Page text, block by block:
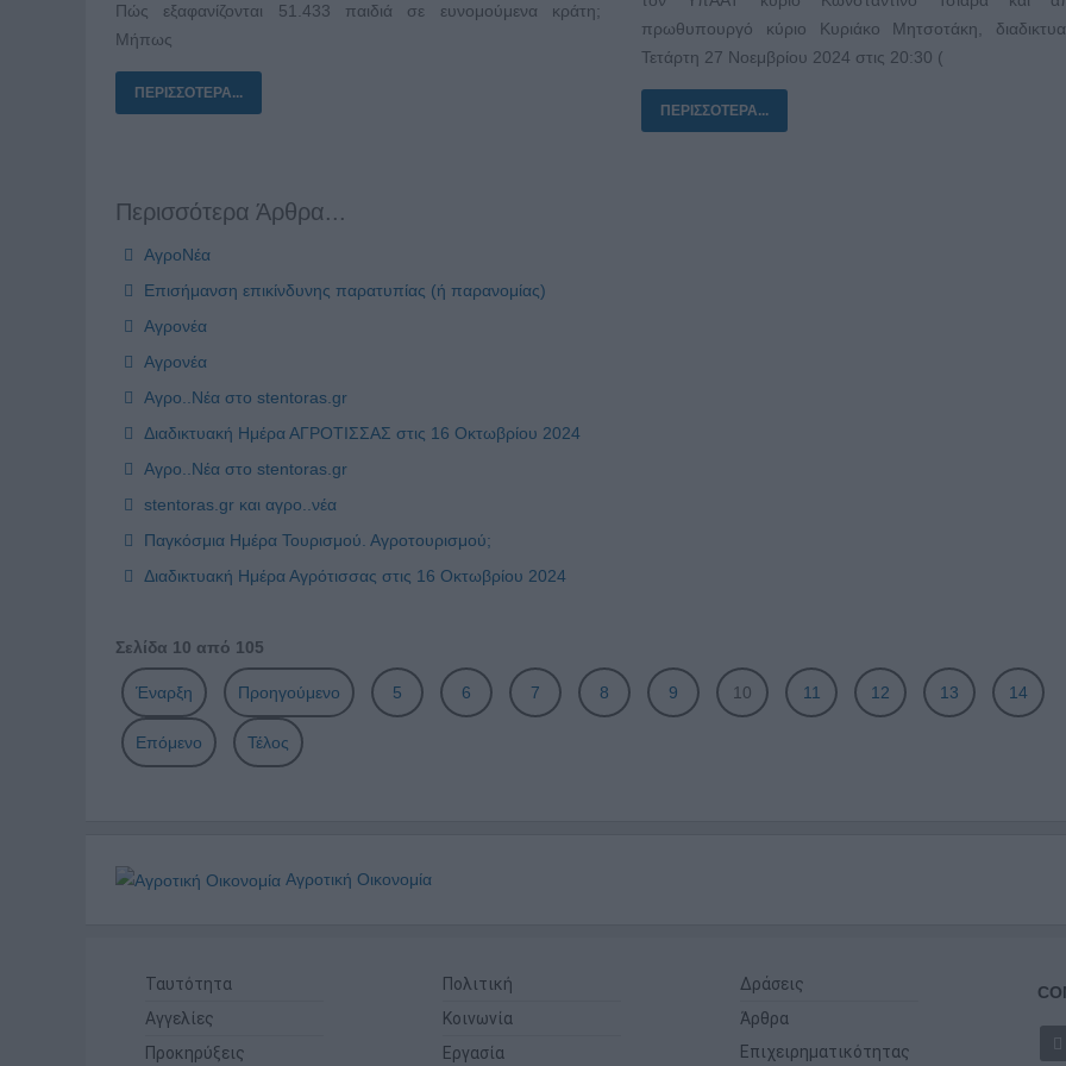
Πώς εξαφανίζονται 51.433 παιδιά σε ευνομούμενα κράτη;
Μήπως
ΠΕΡΙΣΣΌΤΕΡΑ...
πρωθυπουργό κύριο Κυριάκο Μητσοτάκη,
Τετάρτη 27 Νοεμβρίου 2024 στις 20:30 (
ΠΕΡΙΣΣΌΤΕΡΑ...
Περισσότερα Άρθρα...
ΑγροΝέα
Επισήμανση επικίνδυνης παρατυπίας (ή παρανομίας)
Αγρονέα
Αγρονέα
Αγρο..Νέα στο stentoras.gr
Διαδικτυακή Ημέρα ΑΓΡΟΤΙΣΣΑΣ στις 16 Οκτωβρίου 2024
Αγρο..Νέα στο stentoras.gr
stentoras.gr και αγρο..νέα
Παγκόσμια Ημέρα Τουρισμού. Αγροτουρισμού;
Διαδικτυακή Ημέρα Αγρότισσας στις 16 Οκτωβρίου 2024
Σελίδα 10 από 105
Έναρξη Προηγούμενο 5 6 7 8 9 10 11 12 13 14
Επόμενο Τέλος
Αγροτική Οικονομία
Ταυτότητα
Αγγελίες
Προκηρύξεις
Πολιτική
Κοινωνία
Εργασία
Δράσεις
Άρθρα
Επιχειρηματικότητας